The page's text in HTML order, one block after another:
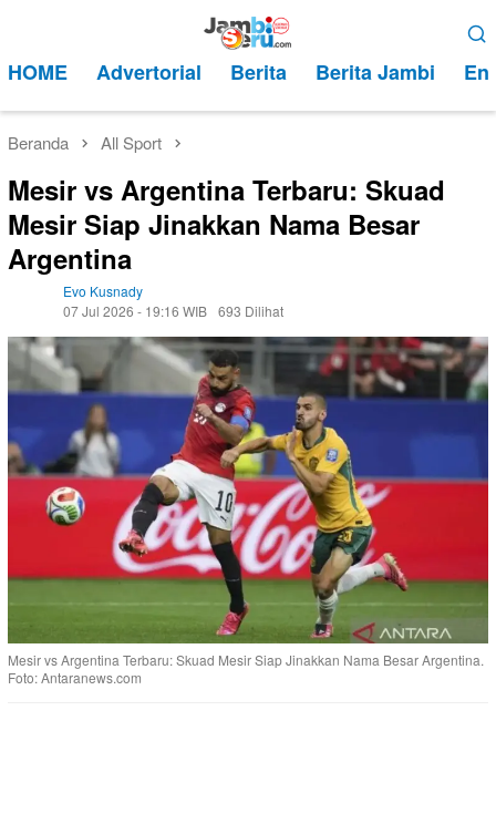
kontenMobile
HOME Advertorial Berita Berita Jambi
Beranda All Sport
Mesir vs Argentina Terbaru: Skuad
Mesir Siap Jinakkan Nama Besar
Argentina
Evo Kusnady
07 Jul 2026 - 19:16 WIB 693 Dilihat
Mesir vs Argentina Terbaru: Skuad Mesir Siap Jinakkan Nama Besar Argentina.
Foto: Antaranews.com